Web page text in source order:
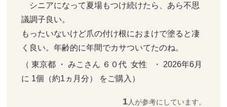
シニアになって夏場もつけ続けたら、あら不思
議調子良い。
もったいないけど爪の付け根におまけで塗ると凄
く良い。年齢的に年間でカサついてたのね。
（ 東京都 ・ みこさん ６０代  女性   ・ 2026年6月
に 1個（約1ヵ月分） をご購入）
1人が参考にしています。